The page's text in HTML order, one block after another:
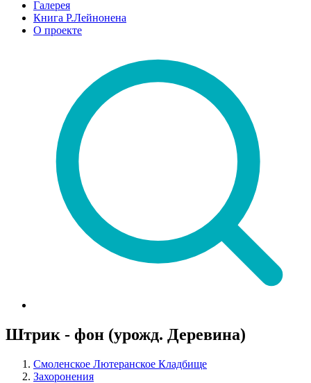
Галерея
Книга Р.Лейнонена
О проекте
Штрик - фон (урожд. Деревина)
Смоленское Лютеранское Кладбище
Захоронения